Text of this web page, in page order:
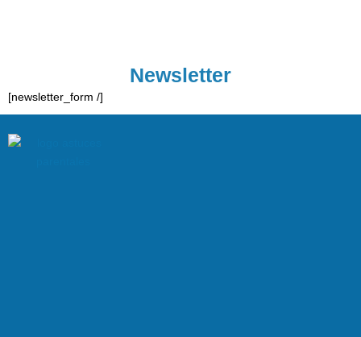
Newsletter
[newsletter_form /]